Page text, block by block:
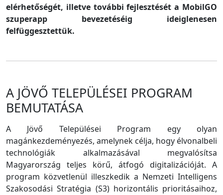
elérhetőségét, illetve további fejlesztését a MobilGO
szuperapp bevezetéséig ideiglenesen
felfüggesztettük.
A JÖVŐ TELEPÜLÉSEI PROGRAM
BEMUTATÁSA
A Jövő Települései Program egy olyan
magánkezdeményezés, amelynek célja, hogy élvonalbeli
technológiák alkalmazásával megvalósítsa
Magyarország teljes körű, átfogó digitalizációját. A
program közvetlenül illeszkedik a Nemzeti Intelligens
Szakosodási Stratégia (S3) horizontális prioritásaihoz,